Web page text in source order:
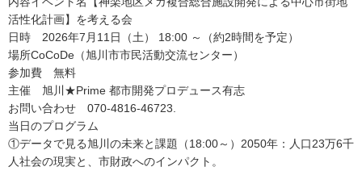
活性化計画】を考える会
日時 2026年7月11日（土） 18:00 ～（約2時間を予定）
場所CoCoDe（旭川市市民活動交流センター）
参加費 無料
主催 旭川★Prime 都市開発プロデュース有志
お問い合わせ 070-4816-46723.
当日のプログラム
①データで見る旭川の未来と課題（18:00～）2050年：人口23万6千
人社会の現実と、市財政へのインパクト。